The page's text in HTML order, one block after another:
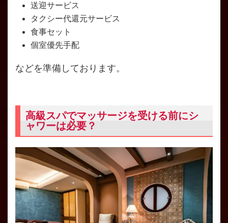
送迎サービス
タクシー代還元サービス
食事セット
個室優先手配
などを準備しております。
高級スパでマッサージを受ける前にシ
ャワーは必要？